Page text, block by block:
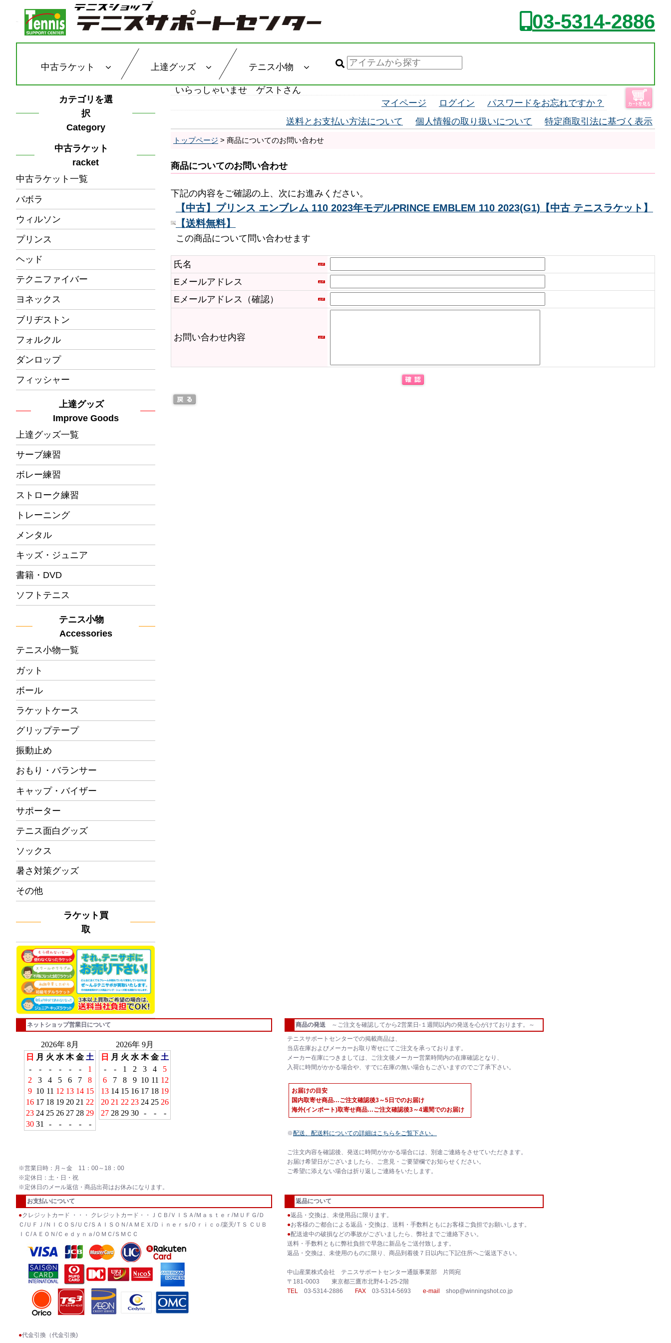
03-5314-2886
中古ラケット 上達グッズ テニス小物
カテゴリを選
択
Category
中古ラケット
racket
中古ラケット一覧
バボラ
ウィルソン
プリンス
ヘッド
テクニファイバー
ヨネックス
ブリヂストン
フォルクル
ダンロップ
フィッシャー
上達グッズ
Improve Goods
上達グッズ一覧
サーブ練習
ボレー練習
ストローク練習
トレーニング
メンタル
キッズ・ジュニア
書籍・DVD
ソフトテニス
テニス小物
Accessories
テニス小物一覧
ガット
ボール
ラケットケース
グリップテープ
振動止め
おもり・バランサー
キャップ・バイザー
サポーター
テニス面白グッズ
ソックス
暑さ対策グッズ
その他
ラケット買
取
いらっしゃいませ ゲストさん
マイページ
ログイン
パスワードをお忘れですか？
送料とお支払い方法について
個人情報の取り扱いについて 特定商取引法に基づく表示
トップページ > 商品についてのお問い合わせ
商品についてのお問い合わせ
下記の内容をご確認の上、次にお進みください。
【中古】プリンス エンブレム 110 2023年モデルPRINCE EMBLEM 110 2023(G1)【中古 テニスラケット】
【送料無料】
この商品について問い合わせます
氏名
Eメールアドレス
Eメールアドレス（確認）
お問い合わせ内容
ネットショップ営業日について
※営業日時：月～金 11：00～18：00
※定休日：土・日・祝
※定休日のメール返信・商品出荷はお休みになります。
商品の発送 ～ご注文を確認してから2営業日-１週間以内の発送を心がけております。～
テニスサポートセンターでの掲載商品は、
当店在庫およびメーカーお取り寄せにてご注文を承っております。
メーカー在庫につきましては、ご注文後メーカー営業時間内の在庫確認となり、
入荷に時間がかかる場合や、すでに在庫の無い場合もございますのでご了承下さい。
お届けの目安
国内取寄せ商品…ご注文確認後3～5日でのお届け
海外(インポート)取寄せ商品…ご注文確認後3～4週間でのお届け
※配送、配送料についての詳細はこちらをご覧下さい。
ご注文内容を確認後、発送に時間がかかる場合には、別途ご連絡をさせていただきます。
お届け希望日がございましたら、ご意見・ご要望欄でお知らせください。
ご希望に添えない場合は折り返しご連絡をいたします。
お支払いについて
●クレジットカード ・・・ クレジットカード・・ＪＣＢ/ＶＩＳＡ/Ｍａｓｔｅｒ/ＭＵＦＧ/Ｄ
Ｃ/ＵＦＪ/ＮＩＣＯＳ/ＵＣ/ＳＡＩＳＯＮ/ＡＭＥＸ/Ｄｉｎｅｒｓ/Ｏｒｉｃｏ/楽天/ＴＳ ＣＵＢ
ＩＣ/ＡＥＯＮ/Ｃｅｄｙｎａ/ＯＭＣ/ＳＭＣＣ
●代金引換（代金引換)
返品について
●返品・交換は、未使用品に限ります。
●お客様のご都合による返品・交換は、送料・手数料ともにお客様ご負担でお願いします。
●配送途中の破損などの事故がございましたら、弊社までご連絡下さい。
送料・手数料ともに弊社負担で早急に新品をご送付致します。
返品・交換は、未使用のものに限り、商品到着後７日以内に下記住所へご返送下さい。
中山産業株式会社 テニスサポートセンター通販事業部 片岡宛
〒181-0003 東京都三鷹市北野4-1-25-2階
TEL 03-5314-2886 FAX 03-5314-5693 e-mail shop@winningshot.co.jp